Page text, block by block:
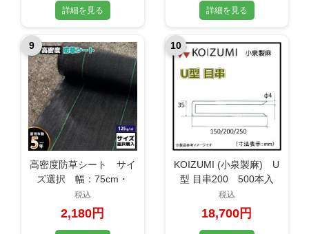
詳細を見る
草シート 遮光シート
透水性 遮光性 農業
ガーデニング DIY
庭 畑 駐車場
詳細を見る
9
高密度防草シート サイ
ズ選択 幅：75cm・
100cm・200cm／長さ：
5m・10m・50m 【耐
用年数 約5年】
税込
2,180円
10
KOIZUMI (小泉製麻) U
型 目串200 500本入
り 防草シート押さえピ
ン(固定ピン)
税込
18,700円